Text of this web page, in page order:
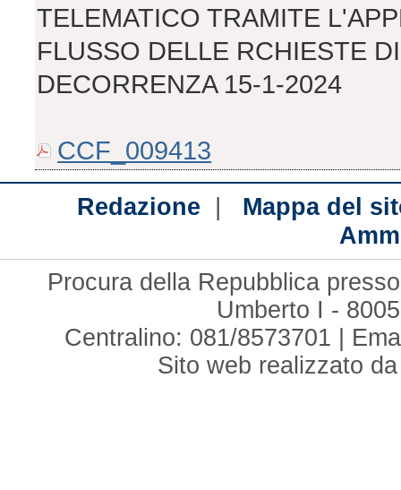
TELEMATICO TRAMITE
FLUSSO DELLE RCHIESTE
DECORRENZA 15-1-2024
CCF_009413
Redazione | Mappa del
Procura della Repubblica
Umberto I -
Centralino: 081/8573701 |
Sito web realizzato